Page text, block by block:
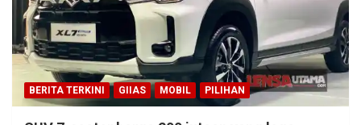
BERITA TERKINI GIIAS MOBIL PILIHAN